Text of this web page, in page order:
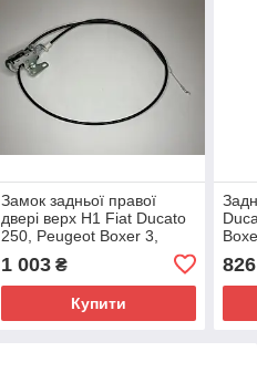
Замок задньої правої
двері верх Н1 Fiat Ducato
250, Peugeot Boxer 3,
2014), 1379726080
1 003₴
Купити
826